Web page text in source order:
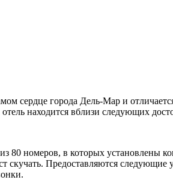
сердце города Дель-Мар и
находится вблизи следующих
80 номеров, в которых установлены
скучать. Предоставляются